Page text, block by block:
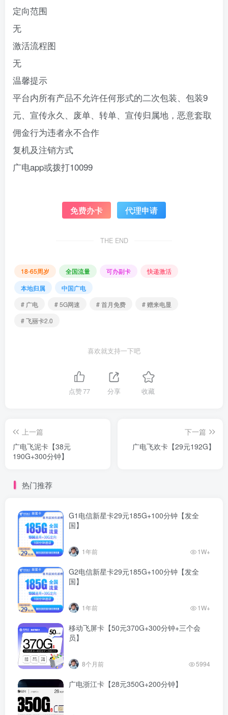
定向范围
无
激活流程图
无
温馨提示
平台内所有产品不允许任何形式的二次包装、包装9
元、宣传永久、废单、转单、宣传归属地，恶意套取
佣金行为违者永不合作
复机及注销方式
广电app或拨打10099
免费办卡 代理申请
THE END
18-65周岁 全国流量 可办副卡
快递激活
本地归属
中国广电
# 广电
# 5G网速 # 首月免费
# 赠来电显
# 飞丽卡2.0
喜欢就支持一下吧
点赞77 分享 收藏
上一篇
广电飞泥卡【38元
190G+300分钟】
下一篇
广电飞欢卡【29元192G】
热门推荐
G1电信新星卡29元185G+100分钟【发全
国】
1年前 1W+
G2电信新星卡29元185G+100分钟【发全
国】
1年前 1W+
移动飞屏卡【50元370G+300分钟+三个会
员】
8个月前 5994
广电浙江卡【28元350G+200分钟】